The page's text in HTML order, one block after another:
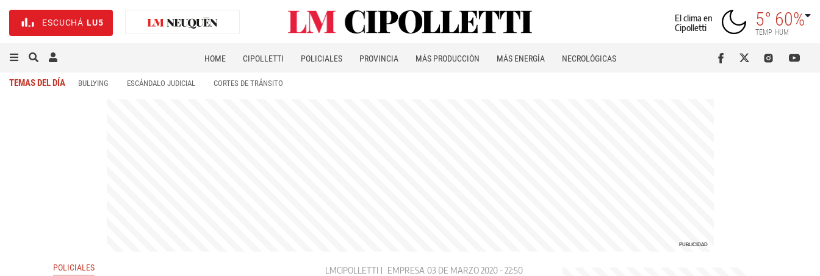
ESCUCHÁ LU5
El clima en
Cipolletti
5°
TEMP
60%
HUM
HOME CIPOLLETTI POLICIALES PROVINCIA MÁS PRODUCCIÓN MÁS ENERGÍA NECROLÓGICAS
TEMAS DEL DÍA BULLYING ESCÁNDALO JUDICIAL CORTES DE TRÁNSITO
POLICIALES LMCIPOLLETTI EMPRESA 03 DE MARZO 2020 - 22:50